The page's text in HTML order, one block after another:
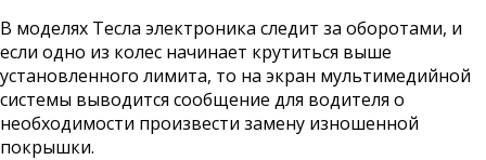
В моделях Тесла электроника следит за оборотами, и
если одно из колес начинает крутиться выше
установленного лимита, то на экран мультимедийной
системы выводится сообщение для водителя о
необходимости произвести замену изношенной
покрышки.